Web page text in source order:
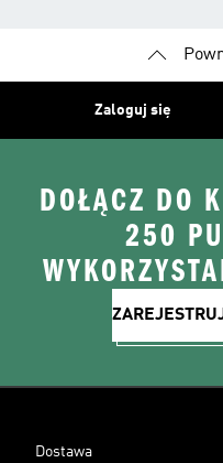
Zaloguj się
DOŁĄCZ DO
250
Dostawa